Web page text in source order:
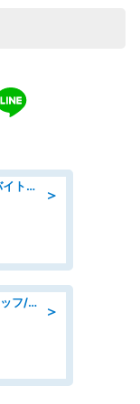
＞
ホールスタッフ/「未経験者さん&バイトデビューも大歓迎」残業ほぼなし×1日3時間〜勤務OK!フォロー体制も充実/広島県/広島市南区
＞
日払いOKで即日収入/キッチンスタッフ/「原付免許必須」デリバリー業務など、自己成長可能な幅広い仕事に挑戦!髪型自由&ピアス・ネイルOK/茨城県/水戸市